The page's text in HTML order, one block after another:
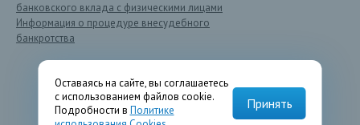
банковского вклада с физическими лицами
Информация о процедуре внесудебного
банкротства
Оставаясь на сайте, вы соглашаетесь
с использованием файлов cookie.
Подробности в Политике
Принять